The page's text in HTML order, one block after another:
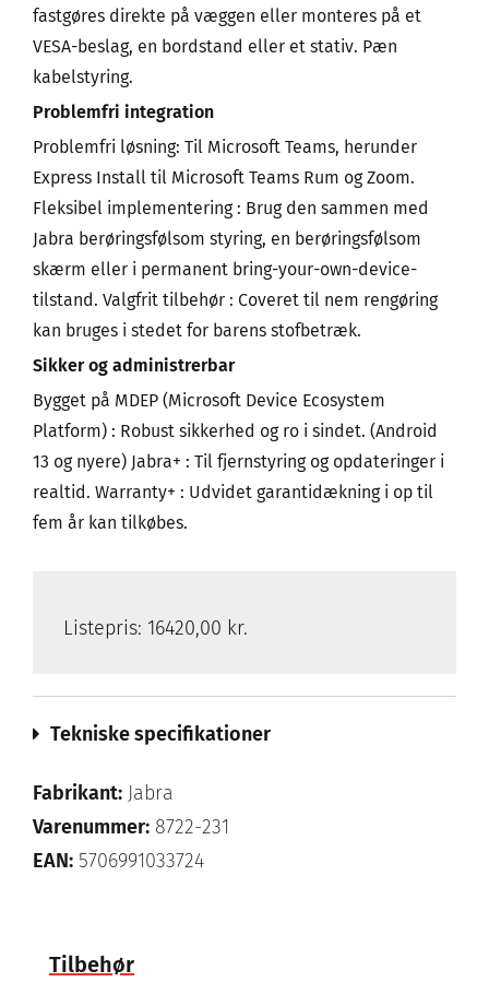
fastgøres direkte på væggen eller monteres på et
VESA-beslag, en bordstand eller et stativ. Pæn
kabelstyring.
Problemfri integration
Problemfri løsning: Til Microsoft Teams, herunder
Express Install til Microsoft Teams Rum og Zoom.
Fleksibel implementering : Brug den sammen med
Jabra berøringsfølsom styring, en berøringsfølsom
skærm eller i permanent bring-your-own-device-
tilstand. Valgfrit tilbehør : Coveret til nem rengøring
kan bruges i stedet for barens stofbetræk.
Sikker og administrerbar
Bygget på MDEP (Microsoft Device Ecosystem
Platform) : Robust sikkerhed og ro i sindet. (Android
13 og nyere) Jabra+ : Til fjernstyring og opdateringer i
realtid. Warranty+ : Udvidet garantidækning i op til
fem år kan tilkøbes.
Listepris: 16420,00 kr.
Tekniske specifikationer
Fabrikant: Jabra
Varenummer: 8722-231
EAN: 5706991033724
Tilbehør